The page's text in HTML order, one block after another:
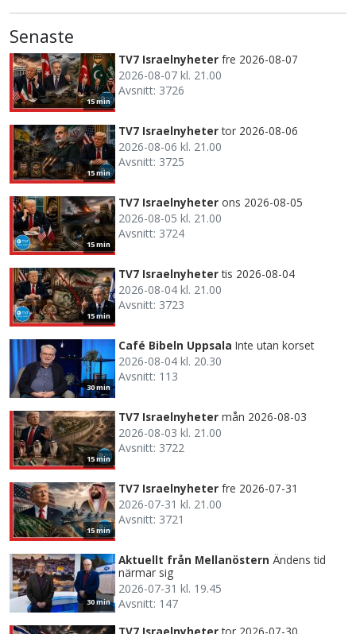
Senaste
15 min
TV7 Israelnyheter fre 2026-08-07
2026-08-07 kl. 21.00
Avsnitt: 3726
15 min
TV7 Israelnyheter tor 2026-08-06
2026-08-06 kl. 21.00
Avsnitt: 3725
15 min
TV7 Israelnyheter ons 2026-08-05
2026-08-05 kl. 21.00
Avsnitt: 3724
15 min
TV7 Israelnyheter tis 2026-08-04
2026-08-04 kl. 21.00
Avsnitt: 3723
30 min
Café Bibeln Uppsala Inte utan korset
2026-08-04 kl. 20.30
Avsnitt: 113
15 min
TV7 Israelnyheter mån 2026-08-03
2026-08-03 kl. 21.00
Avsnitt: 3722
15 min
TV7 Israelnyheter fre 2026-07-31
2026-07-31 kl. 21.00
Avsnitt: 3721
30 min
Aktuellt från Mellanöstern Ändens tid
närmar sig
2026-07-31 kl. 19.45
Avsnitt: 147